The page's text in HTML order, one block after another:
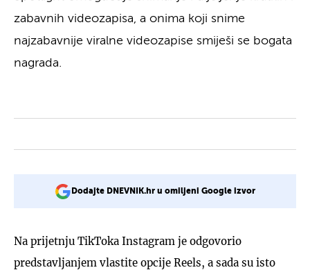
zabavnih videozapisa, a onima koji snime
najzabavnije viralne videozapise smiješi se bogata
nagrada.
Dodajte DNEVNIK.hr u omiljeni Google izvor
Na prijetnju TikToka Instagram je odgovorio
predstavljanjem vlastite opcije Reels, a sada su isto